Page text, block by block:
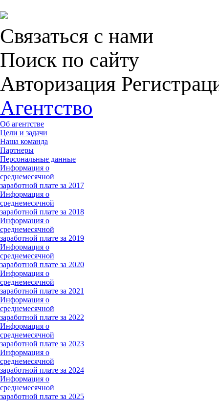
Связаться с нами
Поиск по сайту
Авторизация
Агентство
Об агентстве
Цели и задачи
Наша команда
Партнеры
Персональные данные
Информация о
среднемесячной
заработной плате за 2017
Информация о
среднемесячной
заработной плате за 2018
Информация о
среднемесячной
заработной плате за 2019
Информация о
среднемесячной
заработной плате за 2020
Информация о
среднемесячной
заработной плате за 2021
Информация о
среднемесячной
заработной плате за 2022
Информация о
среднемесячной
заработной плате за 2023
Информация о
среднемесячной
заработной плате за 2024
Информация о
среднемесячной
заработной плате за 2025